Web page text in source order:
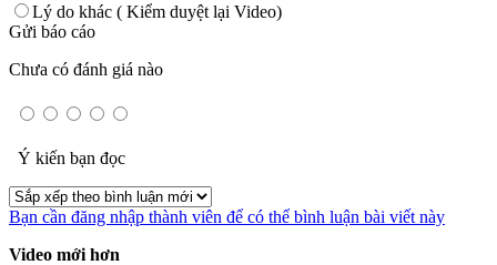
Lý do khác ( Kiểm duyệt lại Video)
Gửi báo cáo
Chưa có đánh giá nào
Ý kiến bạn đọc
Bạn cần đăng nhập thành viên để có thể bình luận bài viết này
Video mới hơn